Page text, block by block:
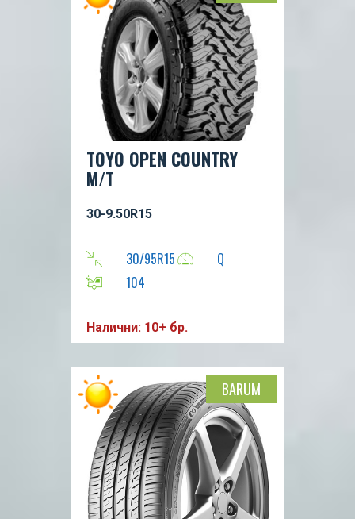
TOYO OPEN COUNTRY
M/T
30-9.50R15
30/95R15
Q
104
Налични: 10+ бр.
BARUM